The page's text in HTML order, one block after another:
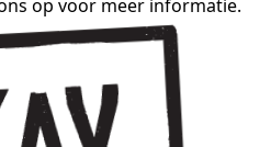
op voor meer informatie.